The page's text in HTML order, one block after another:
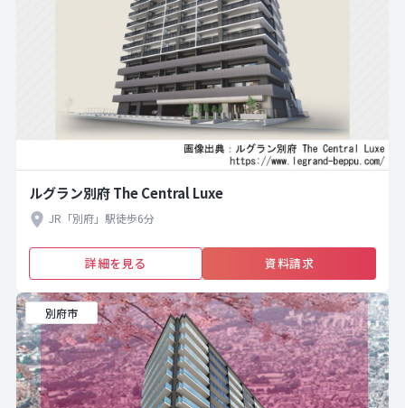
ルグラン別府 The Central Luxe
JR「別府」駅徒歩6分
詳細を見る 資料請求
別府市